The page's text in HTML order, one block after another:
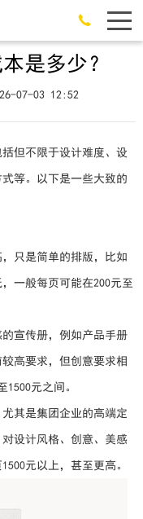
是多少？
07-03 12:52
但不限于设计难度、设
等。以下是一些大致的
只是简单的排版，比如
一般每页可能在200元至
宣传册，例如产品手册
高要求，但创意要求相
元之间。
其是集团企业的高端定
设计风格、创意、美感
元以上，甚至更高。